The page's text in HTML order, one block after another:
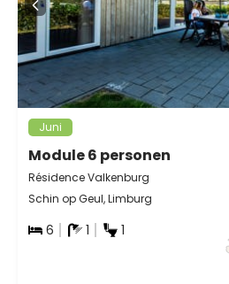
Juni
Module 6 personen
Résidence Valkenburg
Schin op Geul, Limburg
6 1 1